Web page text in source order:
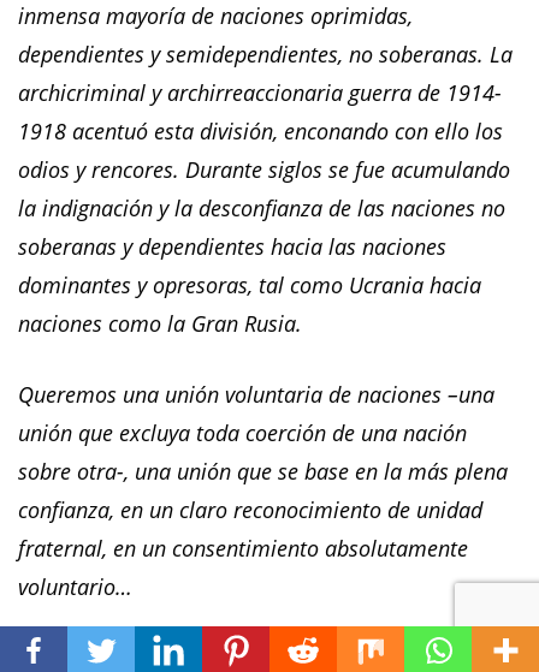
inmensa mayoría de naciones oprimidas,
dependientes y semidependientes, no soberanas. La
archicriminal y archirreaccionaria guerra de 1914-
1918 acentuó esta división, enconando con ello los
odios y rencores. Durante siglos se fue acumulando
la indignación y la desconfianza de las naciones no
soberanas y dependientes hacia las naciones
dominantes y opresoras, tal como Ucrania hacia
naciones como la Gran Rusia.
Queremos una unión voluntaria de naciones –una
unión que excluya toda coerción de una nación
sobre otra-, una unión que se base en la más plena
confianza, en un claro reconocimiento de unidad
fraternal, en un consentimiento absolutamente
voluntario…
Entre los bolcheviques hay partidarios de la